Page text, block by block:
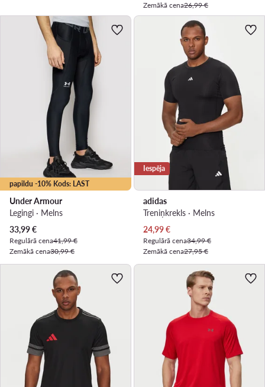
Zemākā cena26,99 €
papildu -10% Kods: LAST
Under Armour
Legingi · Melns
Pašreizējā cena
33,99€
Regulārā cena41,99 €
Zemākā cena30,99 €
Iespēja
adidas
Treniņkrekls · Melns
Pašreizējā cena
24,99€
Regulārā cena34,99 €
Zemākā cena27,95 €